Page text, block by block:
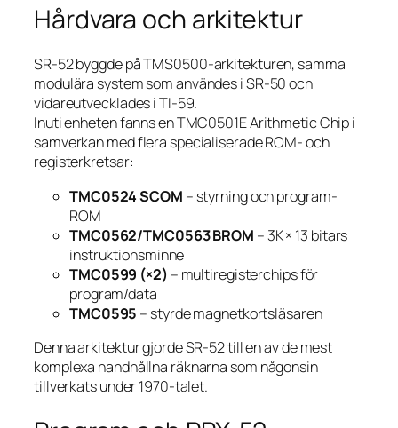
Hårdvara och arkitektur
SR-52 byggde på TMS0500-arkitekturen, samma
modulära system som användes i SR-50 och
vidareutvecklades i TI-59.
Inuti enheten fanns en TMC0501E Arithmetic Chip i
samverkan med flera specialiserade ROM- och
registerkretsar:
TMC0524 SCOM – styrning och program-
ROM
TMC0562/TMC0563 BROM – 3K × 13 bitars
instruktionsminne
TMC0599 (×2) – multiregisterchips för
program/data
TMC0595 – styrde magnetkortsläsaren
Denna arkitektur gjorde SR-52 till en av de mest
komplexa handhållna räknarna som någonsin
tillverkats under 1970-talet.